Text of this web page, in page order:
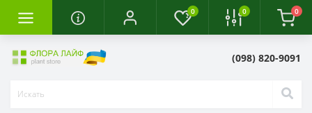
0 0 0
(098) 820-9091